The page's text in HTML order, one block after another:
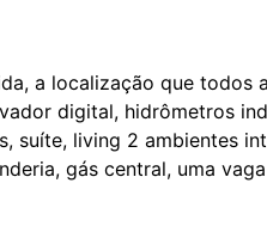
a localização que
digital, hidrômetros
suíte, living 2 ambientes
gás central, uma